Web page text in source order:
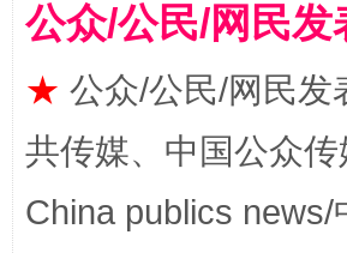
公众/公民/网民
★ 公众/公民/网民发
共传媒、中国公众
China publics